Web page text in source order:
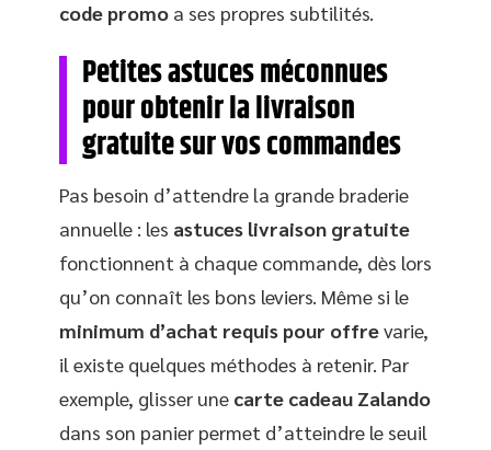
code promo a ses propres subtilités.
Petites astuces méconnues
pour obtenir la livraison
gratuite sur vos commandes
Pas besoin d’attendre la grande braderie
annuelle : les astuces livraison gratuite
fonctionnent à chaque commande, dès lors
qu’on connaît les bons leviers. Même si le
minimum d’achat requis pour offrevarie,
il existe quelques méthodes à retenir. Par
exemple, glisser une carte cadeau Zalando
dans son panier permet d’atteindre le seuil